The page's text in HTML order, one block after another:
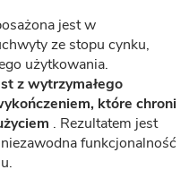
jest w
ze stopu cynku,
użytkowania.
z wytrzymałego
które chroni
. Rezultatem jest
funkcjonalność